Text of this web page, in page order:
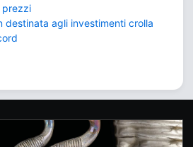
prezzi
destinata agli investimenti crolla